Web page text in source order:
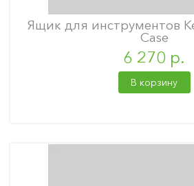
Ящик для инструментов
Case
6 270 р.
В корзину